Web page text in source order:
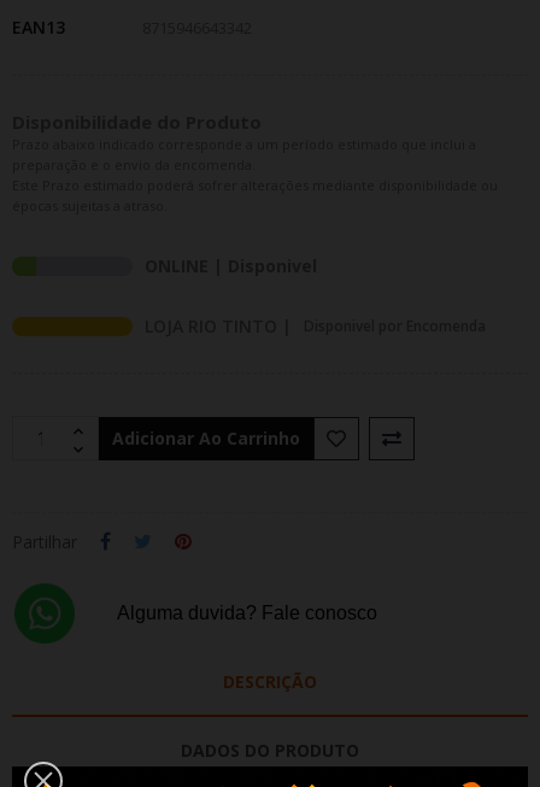
EAN13
Adicionar Ao Carrinho
Alguma duvida? Fale conosco
DESCRIÇÃO
DADOS DO PRODUTO